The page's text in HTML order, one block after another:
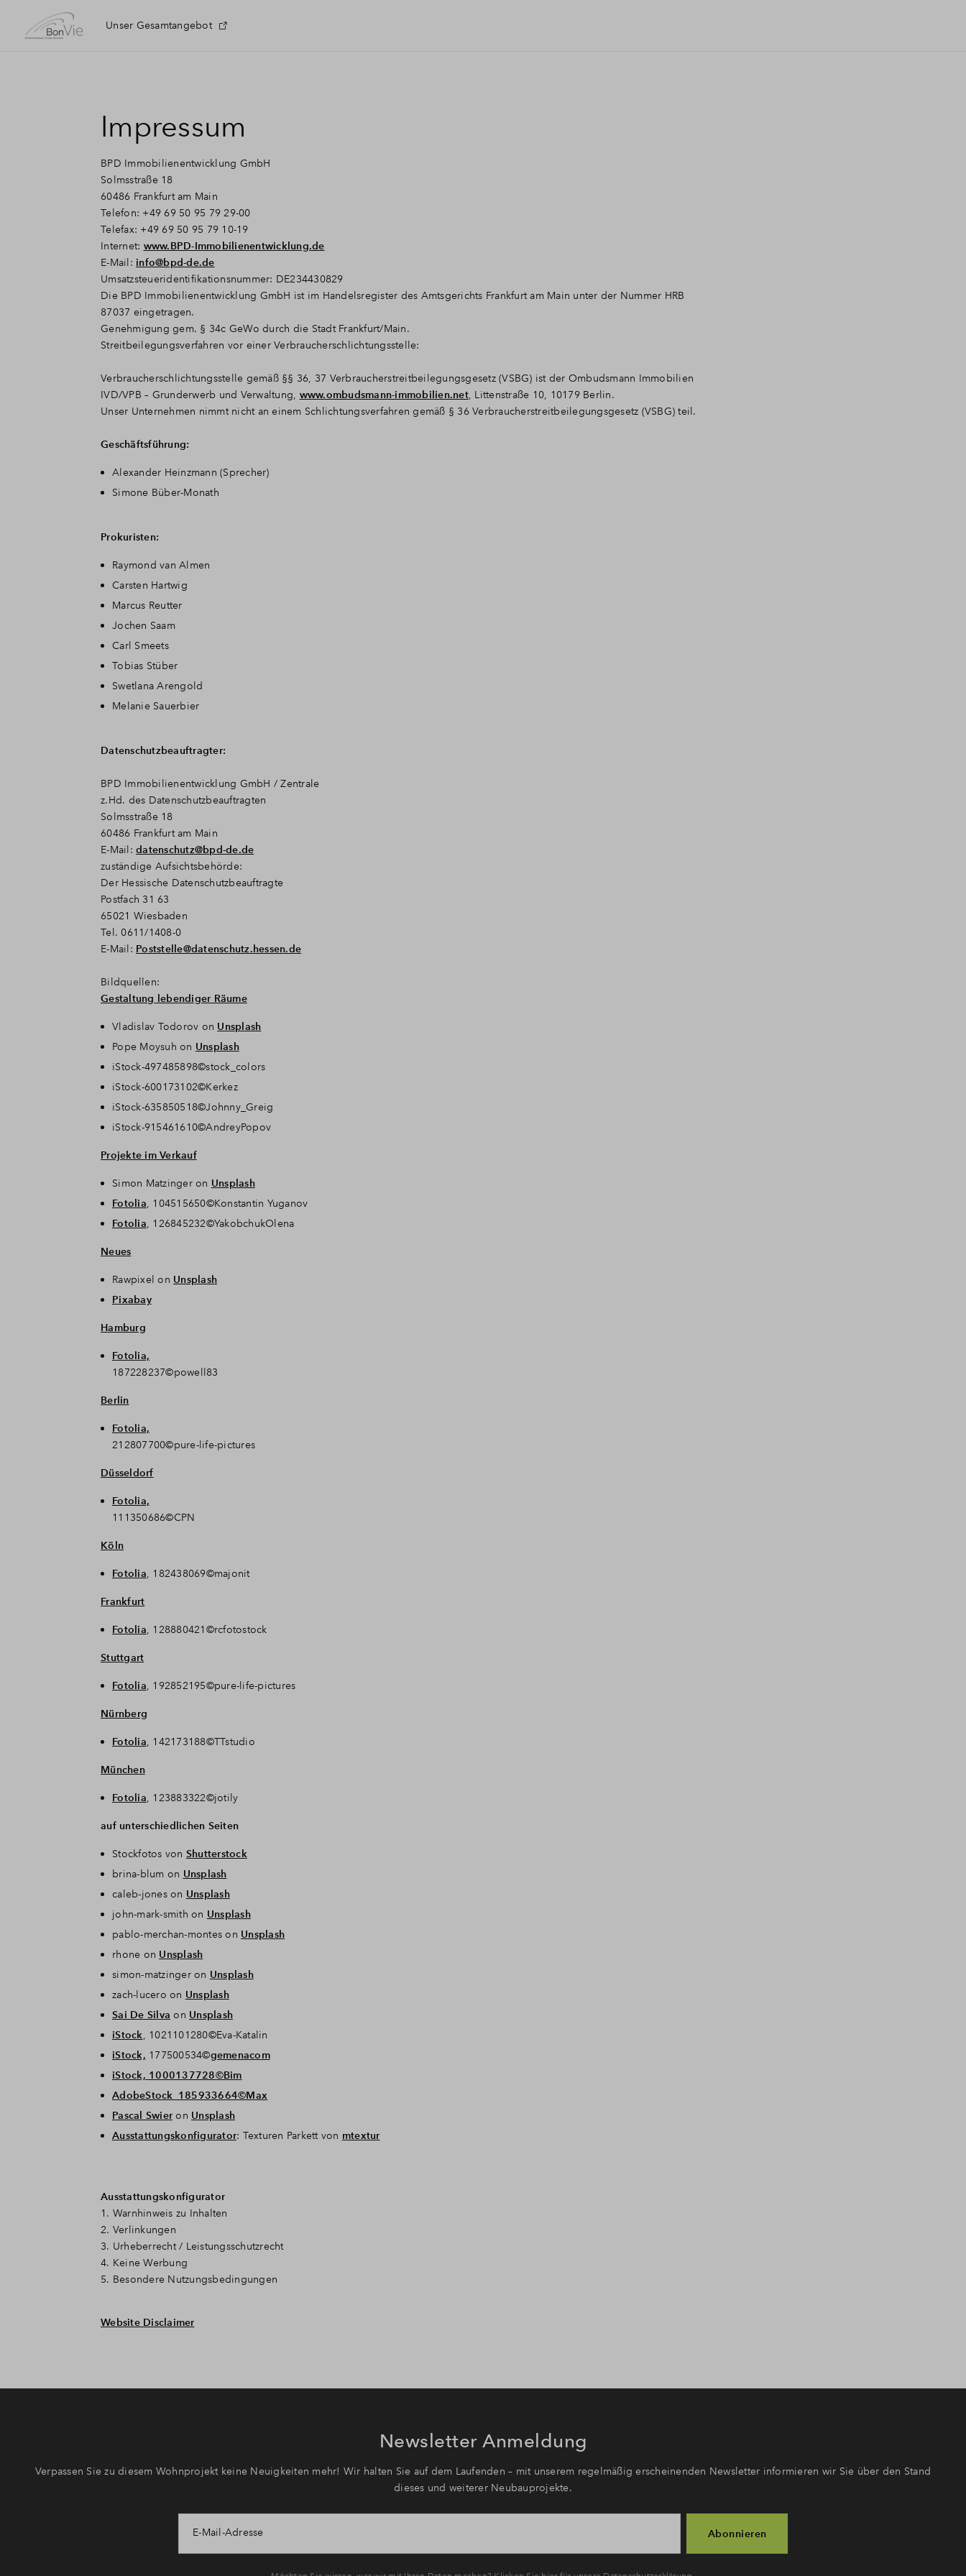
Unser Gesamtangebot
Impressum
BPD Immobilienentwicklung GmbH
Solmsstraße 18
60486 Frankfurt am Main
Telefon: +49 69 50 95 79 29-00
Telefax: +49 69 50 95 79 10-19
Internet: www.BPD-Immobilienentwicklung.de
E-Mail: info@bpd-de.de
Umsatzsteueridentifikationsnummer: DE234430829
Die BPD Immobilienentwicklung GmbH ist im Handelsregister des Amtsgerichts Frankfurt am Main unter der Nummer HRB
87037 eingetragen.
Genehmigung gem. § 34c GeWo durch die Stadt Frankfurt/Main.
Streitbeilegungsverfahren vor einer Verbraucherschlichtungsstelle:
Verbraucherschlichtungsstelle gemäß §§ 36, 37 Verbraucherstreitbeilegungsgesetz (VSBG) ist der Ombudsmann Immobilien
IVD/VPB – Grunderwerb und Verwaltung, www.ombudsmann-immobilien.net, Littenstraße 10, 10179 Berlin.
Unser Unternehmen nimmt nicht an einem Schlichtungsverfahren gemäß § 36 Verbraucherstreitbeilegungsgesetz (VSBG) teil.
Geschäftsführung:
Alexander Heinzmann (Sprecher)
Simone Büber-Monath
Prokuristen:
Raymond van Almen
Carsten Hartwig
Marcus Reutter
Jochen Saam
Carl Smeets
Tobias Stüber
Swetlana Arengold
Melanie Sauerbier
Datenschutzbeauftragter:
BPD Immobilienentwicklung GmbH / Zentrale
z.Hd. des Datenschutzbeauftragten
Solmsstraße 18
60486 Frankfurt am Main
E-Mail: datenschutz@bpd-de.de
zuständige Aufsichtsbehörde:
Der Hessische Datenschutzbeauftragte
Postfach 31 63
65021 Wiesbaden
Tel. 0611/1408-0
E-Mail: Poststelle@datenschutz.hessen.de
Bildquellen:
Gestaltung lebendiger Räume
Vladislav Todorov on Unsplash
Pope Moysuh on Unsplash
iStock-497485898©stock_colors
iStock-600173102©Kerkez
iStock-635850518©Johnny_Greig
iStock-915461610©AndreyPopov
Projekte im Verkauf
Simon Matzinger on Unsplash
Fotolia, 104515650©Konstantin Yuganov
Fotolia, 126845232©YakobchukOlena
Neues
Rawpixel on Unsplash
Pixabay
Hamburg
Fotolia,
187228237©powell83
Berlin
Fotolia,
212807700©pure-life-pictures
Düsseldorf
Fotolia,
111350686©CPN
Köln
Fotolia, 182438069©majonit
Frankfurt
Fotolia, 128880421©rcfotostock
Stuttgart
Fotolia, 192852195©pure-life-pictures
Nürnberg
Fotolia, 142173188©TTstudio
München
Fotolia, 123883322©jotily
auf unterschiedlichen Seiten
Stockfotos von Shutterstock
brina-blum on Unsplash
caleb-jones on Unsplash
john-mark-smith on Unsplash
pablo-merchan-montes on Unsplash
rhone on Unsplash
simon-matzinger on Unsplash
zach-lucero on Unsplash
Sai De Silva on Unsplash
iStock, 1021101280©Eva-Katalin
iStock, 177500534©gemenacom
iStock, 1000137728©Bim
AdobeStock_185933664©Max
Pascal Swier on Unsplash
Ausstattungskonfigurator: Texturen Parkett von mtextur
Ausstattungskonfigurator
1. Warnhinweis zu Inhalten
2. Verlinkungen
3. Urheberrecht / Leistungsschutzrecht
4. Keine Werbung
5. Besondere Nutzungsbedingungen
Website Disclaimer
Newsletter Anmeldung
Verpassen Sie zu diesem Wohnprojekt keine Neuigkeiten mehr! Wir halten Sie auf dem Laufenden – mit unserem regelmäßig erscheinenden Newsletter informieren wir Sie über den Stand
dieses und weiterer Neubauprojekte.
E-Mail-Adresse Abonnieren